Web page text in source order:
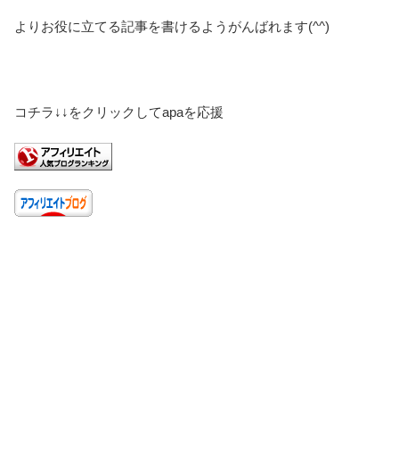
よりお役に立てる記事を書けるようがんばれます(^^)
コチラ↓↓をクリックしてapaを応援